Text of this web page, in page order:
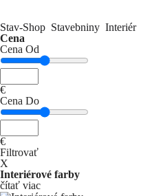
Stav-Shop Stavebniny Interiér
Cena
Cena Od
€
Cena Do
€
Filtrovať
X
Interiérové farby
čítať viac